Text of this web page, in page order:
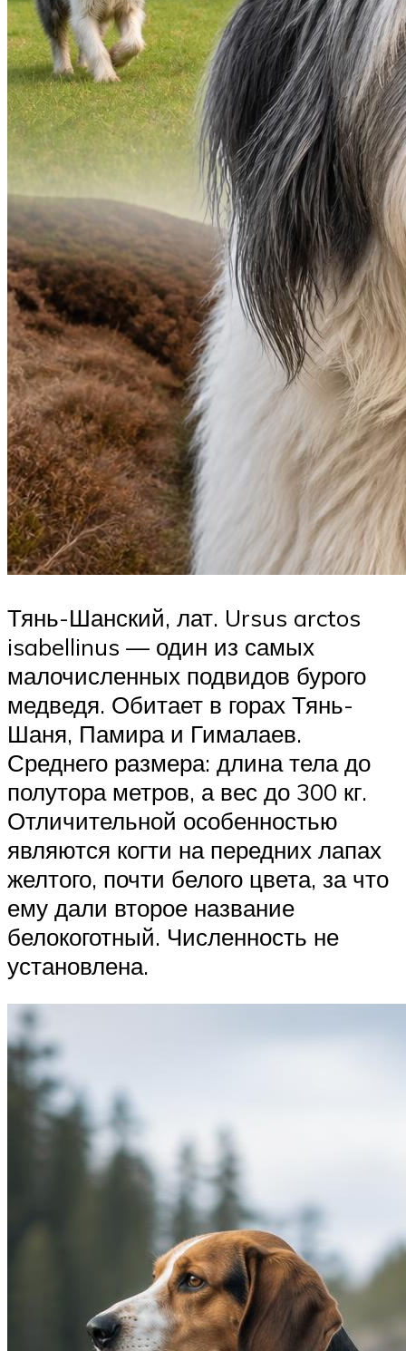
Тянь-Шанский, лат. Ursus arctos
isabellinus — один из самых
малочисленных подвидов бурого
медведя. Обитает в горах Тянь-
Шаня, Памира и Гималаев.
Среднего размера: длина тела до
полутора метров, а вес до 300 кг.
Отличительной особенностью
являются когти на передних лапах
желтого, почти белого цвета, за что
ему дали второе название
белокоготный. Численность не
установлена.